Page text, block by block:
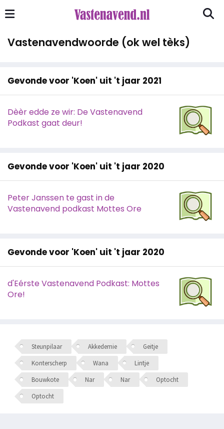
Vastenavendwoorde (ok wel tèks)
Gevonde voor 'Koen' uit 't jaar 2021
Dèèr edde ze wir: De Vastenavend
Podkast gaat deur!
Gevonde voor 'Koen' uit 't jaar 2020
Peter Janssen te gast in de
Vastenavend podkast Mottes Ore
Gevonde voor 'Koen' uit 't jaar 2020
d'Eérste Vastenavend Podkast: Mottes
Ore!
Steunpilaar Akkedemie
Geitje
Konterscherp
Wana
Lintje
Bouwkote
Nar Nar
Optocht
Optocht